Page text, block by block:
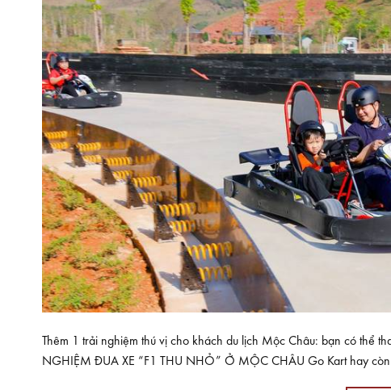
Thêm 1 trải nghiệm thú vị cho khách du lịch Mộc Châu: bạn có thể
NGHIỆM ĐUA XE “F1 THU NHỎ” Ở MỘC CHÂU Go Kart hay